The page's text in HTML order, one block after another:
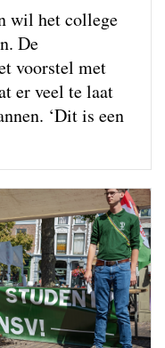
wil het college
De
voorstel met
er veel te laat
‘Dit is een